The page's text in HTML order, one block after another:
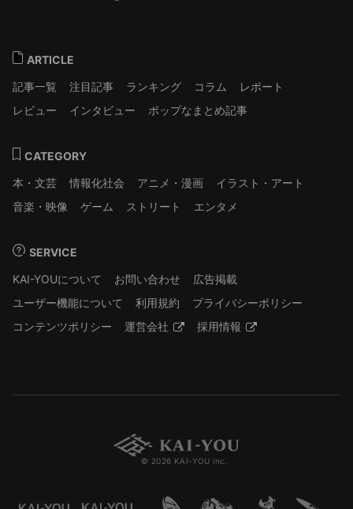
ARTICLE
記事一覧
注目記事 ランキング コラム
レポート
レビュー
インタビュー ポップなまとめ記事
CATEGORY
本・文芸
情報化社会 アニメ・漫画
イラスト・アート
音楽・映像
ゲーム ストリート エンタメ
SERVICE
KAI-YOUについて
お問い合わせ
広告掲載
ユーザー機能について
利用規約
プライバシーポリシー
コンテンツポリシー
運営会社 採用情報
© 2026 KAI-YOU inc.